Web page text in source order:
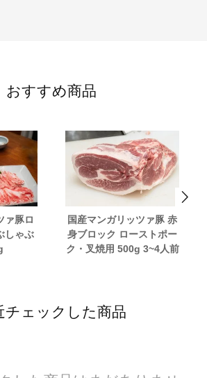
おすすめ商品
ァ豚ロ
しゃぶ
国産マンガリッツァ豚 赤
身ブロック ローストポー
ク・叉焼用 500g 3~4人前
チェックした商品